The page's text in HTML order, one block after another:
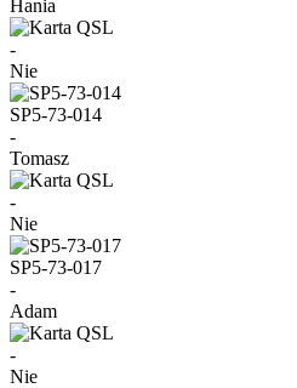
Hania
-
Nie
SP5-73-014
-
Tomasz
-
Nie
SP5-73-017
-
Adam
-
Nie